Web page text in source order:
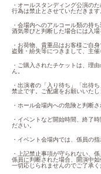
・オールスタンディング公演の
行為は禁止とさせていただきます。
・会場内へのアルコール類の持
酒気帯びと判断した場合には入
・お荷物、貴重品はお客様ご自
盗難・紛失等につきまして、主催
・ご購入されたチケットは、理
ん。
・出演者の「入り待ち」「出待
禁止です。ご配慮をお願いいたし
・ホール会場内への危険と判断
・イベントなど開始時間、終了
ださい。
・イベント会場内では、係員の
・上記禁止事項が守られない、
係員に判断された場合、開演中
一切応じられませんのでご了承く